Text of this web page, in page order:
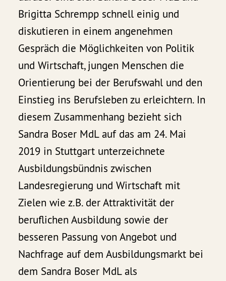
Brigitta Schrempp schnell einig und
diskutieren in einem angenehmen
Gespräch die Möglichkeiten von Politik
und Wirtschaft, jungen Menschen die
Orientierung bei der Berufswahl und den
Einstieg ins Berufsleben zu erleichtern. In
diesem Zusammenhang bezieht sich
Sandra Boser MdL auf das am 24. Mai
2019 in Stuttgart unterzeichnete
Ausbildungsbündnis zwischen
Landesregierung und Wirtschaft mit
Zielen wie z.B. der Attraktivität der
beruflichen Ausbildung sowie der
besseren Passung von Angebot und
Nachfrage auf dem Ausbildungsmarkt bei
dem Sandra Boser MdL als